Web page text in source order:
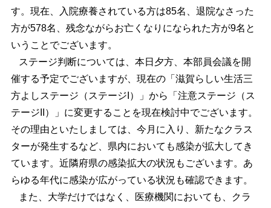
す。現在、入院療養されている方は85名、退院なさった
方が578名、残念ながらお亡くなりになられた方が9名と
いうことでございます。
ステージ判断については、本日夕方、本部員会議を開
催する予定でございますが、現在の「滋賀らしい生活三
方よしステージ（ステージI）」から「注意ステージ（ス
テージII）」に変更することを現在検討中でございます。
その理由といたしましては、今月に入り、新たなクラス
ターが発生するなど、県内においても感染が拡大してき
ています。近隣府県の感染拡大の状況もございます。あ
らゆる年代に感染が広がっている状況も確認できます。
また、大学だけではなく、医療機関においても、クラ